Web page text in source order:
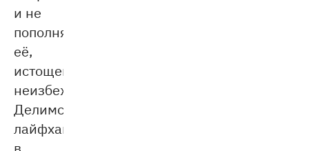
и не
пополнять
её,
истощение
неизбежно.
Делимся
лайфхаками
в